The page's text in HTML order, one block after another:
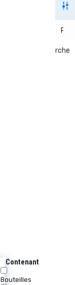
Recherche
Contenant
Bouteilles
Recherche